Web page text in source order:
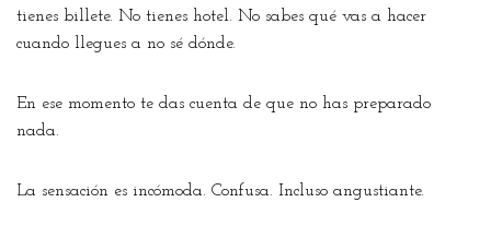
tienes billete. No tienes hotel. No sabes qué vas a hacer
cuando llegues a no sé dónde.
En ese momento te das cuenta de que no has preparado
nada.
La sensación es incómoda. Confusa. Incluso angustiante.